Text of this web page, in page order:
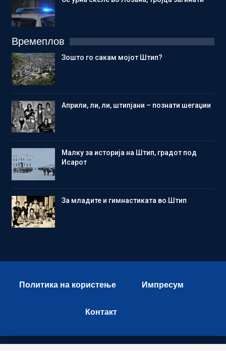
Времеплов
Зошто го сакам мојот Штип?
Aприли, ли, ли, штипјани – познати шегаџии
Малку за историја на Штип, градот под
Исарот
Зa младите и гимнастиката во Штип
Политика на користење Импресум
Контакт